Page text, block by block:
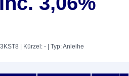
| Kürzel: - | Typ: Anleihe